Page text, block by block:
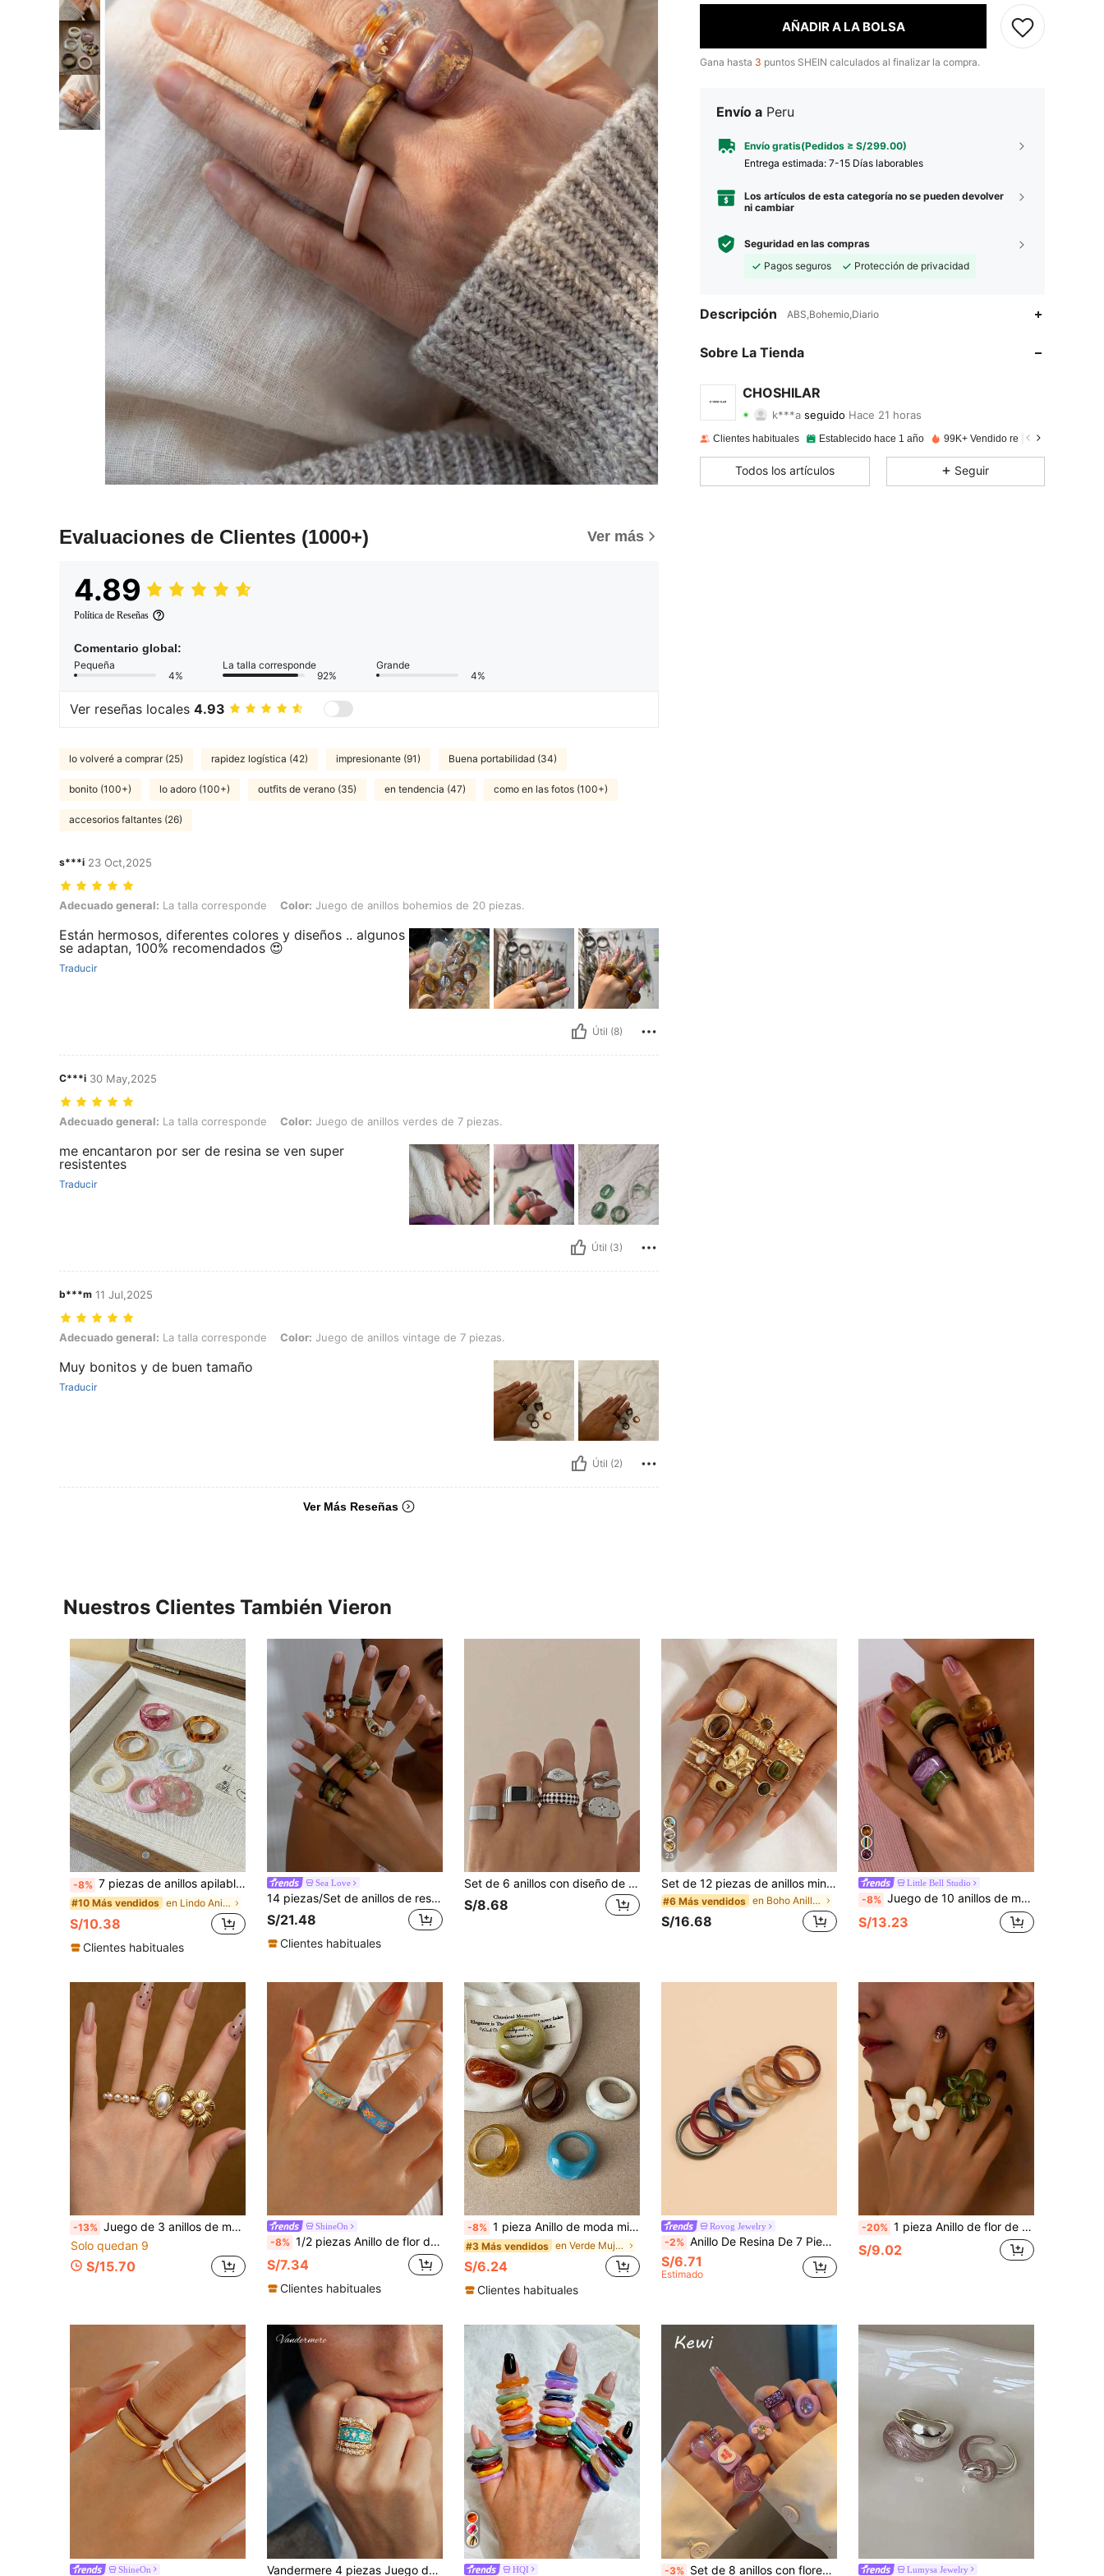
Evaluaciones de Clientes (1000+) Ver más
4.89
Política de Reseñas
Comentario global:
Pequeña
4%
La talla corresponde
92%
Grande
4%
Ver reseñas locales 4.93
lo volveré a comprar (25) rapidez logística (42) impresionante (91) Buena portabilidad (34)
bonito (100+) lo adoro (100+) outfits de verano (35) en tendencia (47) como en las fotos (100+)
accesorios faltantes (26)
s***i 23 Oct,2025
Adecuado general: La talla corresponde, Color: Juego de anillos bohemios de 20 piezas.
Adecuado general: La talla corresponde Color: Juego de anillos bohemios de 20 piezas.
Están hermosos, diferentes colores y diseños .. algunos
se adaptan, 100% recomendados 😍
Traducir
Útil (8)
C***i 30 May,2025
Adecuado general: La talla corresponde, Color: Juego de anillos verdes de 7 piezas.
Adecuado general: La talla corresponde Color: Juego de anillos verdes de 7 piezas.
me encantaron por ser de resina se ven super
resistentes
Traducir
Útil (3)
b***m 11 Jul,2025
Adecuado general: La talla corresponde, Color: Juego de anillos vintage de 7 piezas.
Adecuado general: La talla corresponde Color: Juego de anillos vintage de 7 piezas.
Muy bonitos y de buen tamaño
Traducir
Útil (2)
Ver Más Reseñas
AÑADIR A LA BOLSA
Gana hasta 3 puntos SHEIN calculados al finalizar la compra.
Envío a Peru
Envío gratis(Pedidos ≥ S/299.00)
Entrega estimada: 7-15 Días laborables
Los artículos de esta categoría no se pueden devolver
ni cambiar
Seguridad en las compras
Pagos seguros
Protección de privacidad
Descripción ABS,Bohemio,Diario
Sobre La Tienda
CHOSHILAR
k***aseguido
4.92 Calificación 102Artículos 6.7K
4.92 102 6.7K
Clientes habituales Establecido hace 1 año 99K+ Vendido recientemente
Todos los artículos Seguir
Nuestros Clientes También Vieron
-8% 7 piezas de anillos apilables de resina de colores de dopamina, anillos de banda ancha de carey bohemio retro Y2K para mujeres, diseño minimalista dulce y chic versátil, adecuado para uso diario, fiestas, Día de la Madre, Acción de Gracias, festivales de música, vacaciones en la playa, Día de San Valentín, bodas, cumpleaños - 7 estilos diferentes, estético
#10 Más vendidos en Lindo Anillos De Mujer
S/10.38
Clientes habituales
Sea Love
14 piezas/Set de anillos de resina verde-marrón asimétricos con múltiples elementos, juego de anillos casuales diarios para mujer
S/21.48
Clientes habituales
Set de 6 anillos con diseño de goteo de aceite y estampado de cuadros, con piedras preciosas negras y diseño de palma
S/8.68
23
Set de 12 piezas de anillos minimalistas vintage asimétricos con sol líquido, anillos vintage de lujo para mujeres, adecuados para fiestas, regalos, uso diario, estética
#6 Más vendidos en Boho Anillos De Mujer
S/16.68
Little Bell Studio
-8% Juego de 10 anillos de mujer de moda personalizados, de material acrílico, anillos exagerados vintage, adecuados como regalo, para fiestas, banquetes y uso diario
S/13.23
-13% Juego de 3 anillos de mujer de acero inoxidable con diseño de flor de perla falsa, estilo vintage y de moda, adecuado para uso diario, vacaciones, citas, compromiso, boda y regalo a juego
Solo quedan 9
S/15.70
ShineOn
-8% 1/2 piezas Anillo de flor de acero inoxidable con goteo de aceite, adecuado para uso diario y de fiesta de mujeres
S/7.34
Clientes habituales
-8% 1 pieza Anillo de moda minimalista con forma asimétrica de resina, adecuado para uso diario, fiesta, vacaciones, anillo elegante y sencillo de estilo retro personalizado para mujer, diseño único, excelente para el Día del Maestro, Día de la Madre, San Valentín, Graduación, regalos de festivales (teñido anudado hecho a mano, el color puede variar ligeramente, fenómeno normal)
#3 Más vendidos en Verde Mujer Anillo Único
S/6.24
Clientes habituales
Rovog Jewelry
-2% Anillo De Resina De 7 Piezas
S/6.71
Estimado
-20% 1 pieza Anillo de flor de burbuja con forma asimétrica de resina, diseño floral verde único y elegante, anillo blanco minimalista, adecuado para el uso diario de joyas con estilo campestre para mujeres
S/9.02
ShineOn Vandermere 4 piezas Juego de anillos de circonita cúbica de lujo, joyería de boda, compromiso y fiesta para mujeres, regalo del Día de San Valentín HQI -3% Set de 8 anillos con flores moradas personalizadas, anillos apilables con corazones de rhinestone, regalos de joyería adecuados para mujeres, estudiantes, niñas, mejores amigas para uso diario, fiestas, viajes Lumysa Jewelry